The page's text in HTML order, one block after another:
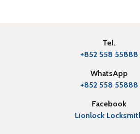
Tel.
+852 558 55888
WhatsApp
+852 558 55888
Facebook
Lionlock